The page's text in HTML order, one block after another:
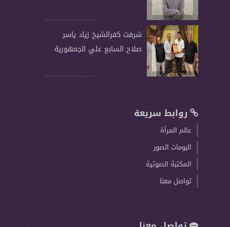
شرفت كفرالشيخ زياد ياسر
صلاح السابع علي الجمهورية
روابط سريعة
عالم المرأة
البومات الصور
المكتبة الصوتية
تواصل معنا